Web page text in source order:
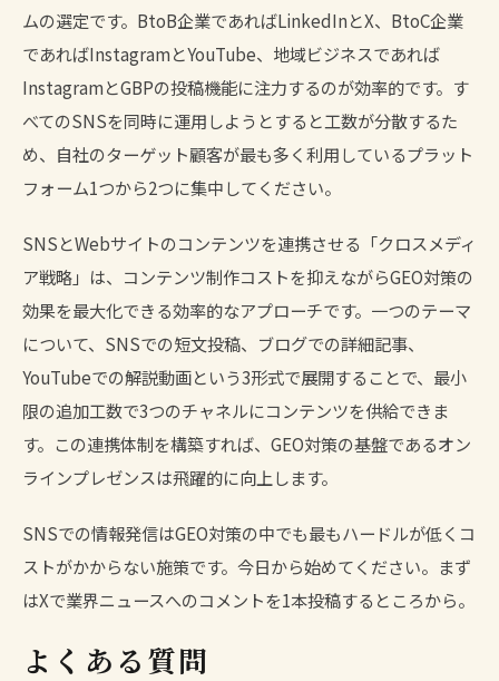
ムの選定です。BtoB企業であればLinkedInとX、BtoC企業
であればInstagramとYouTube、地域ビジネスであれば
InstagramとGBPの投稿機能に注力するのが効率的です。す
べてのSNSを同時に運用しようとすると工数が分散するた
め、自社のターゲット顧客が最も多く利用しているプラット
フォーム1つから2つに集中してください。
SNSとWebサイトのコンテンツを連携させる「クロスメディ
ア戦略」は、コンテンツ制作コストを抑えながらGEO対策の
効果を最大化できる効率的なアプローチです。一つのテーマ
について、SNSでの短文投稿、ブログでの詳細記事、
YouTubeでの解説動画という3形式で展開することで、最小
限の追加工数で3つのチャネルにコンテンツを供給できま
す。この連携体制を構築すれば、GEO対策の基盤であるオン
ラインプレゼンスは飛躍的に向上します。
SNSでの情報発信はGEO対策の中でも最もハードルが低くコ
ストがかからない施策です。今日から始めてください。まず
はXで業界ニュースへのコメントを1本投稿するところから。
よくある質問